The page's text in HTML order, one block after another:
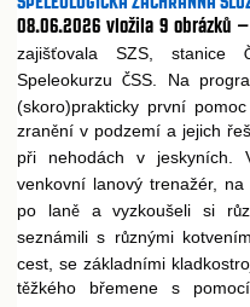
08.06.2026 vložila 9 obrázků –
zajišťovala SZS, stanice
SpeleokurzuČSS. Na
(skoro)prakticky první
zranění v podzemí a jejich ř
při nehodách v jeskyních.
venkovní lanový trenažér,
po laněa vyzkoušeli si rů
seznámili s různými
cest, se základními
těžkého břemene s